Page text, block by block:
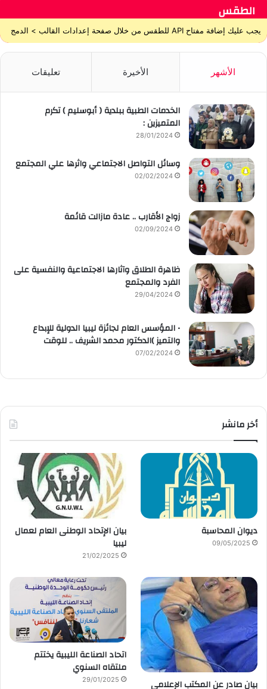
الطقس
يجب عليك إضافة مفتاح API للطقس من خلال صفحة إعدادات القالب > الدمج
الأشهر الأخيرة تعليقات
الخدمات الطبية ببلدية ( أبوسليم ) تكرم
المتميزين :
28/01/2024
وسائل التواصل الاجتماعي واثرها علي المجتمع
02/02/2024
زواج الأقارب .. عادة مازالت قائمة
02/09/2024
ظاهرة الطلاق وآثارها الاجتماعية والنفسية على
الفرد والمجتمع
29/04/2024
• المؤسس العام لجائزة ليبيا الدولية للإبداع
والتميز )الدكتور محمد الشريف .. للوقت
07/02/2024
أخر مانشر
ديوان المحاسبة
09/05/2025
بيان الإتحاد الوطنى العام لعمال
ليبيا
21/02/2025
بيان صادر عن المكتب الإعلامي
اتحاد الصناعة الليبية يختتم
ملتقاه السنوي
29/01/2025